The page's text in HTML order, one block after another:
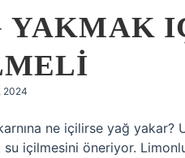
YAKMAK
2024
ne içilirse yağ yakar?
su içilmesini öneriyor.